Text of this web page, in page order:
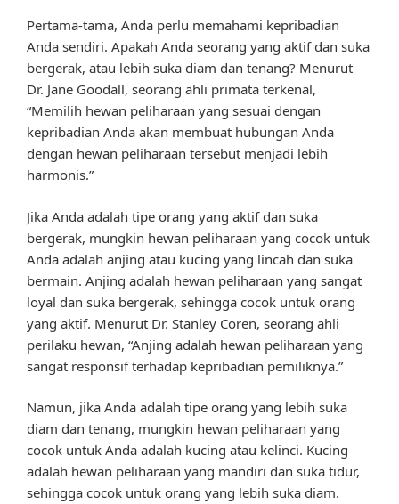
Pertama-tama, Anda perlu memahami kepribadian
Anda sendiri. Apakah Anda seorang yang aktif dan suka
bergerak, atau lebih suka diam dan tenang? Menurut
Dr. Jane Goodall, seorang ahli primata terkenal,
“Memilih hewan peliharaan yang sesuai dengan
kepribadian Anda akan membuat hubungan Anda
dengan hewan peliharaan tersebut menjadi lebih
harmonis.”
Jika Anda adalah tipe orang yang aktif dan suka
bergerak, mungkin hewan peliharaan yang cocok untuk
Anda adalah anjing atau kucing yang lincah dan suka
bermain. Anjing adalah hewan peliharaan yang sangat
loyal dan suka bergerak, sehingga cocok untuk orang
yang aktif. Menurut Dr. Stanley Coren, seorang ahli
perilaku hewan, “Anjing adalah hewan peliharaan yang
sangat responsif terhadap kepribadian pemiliknya.”
Namun, jika Anda adalah tipe orang yang lebih suka
diam dan tenang, mungkin hewan peliharaan yang
cocok untuk Anda adalah kucing atau kelinci. Kucing
adalah hewan peliharaan yang mandiri dan suka tidur,
sehingga cocok untuk orang yang lebih suka diam.